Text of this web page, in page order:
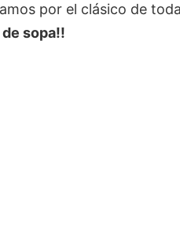
por el clásico de
sopa!!